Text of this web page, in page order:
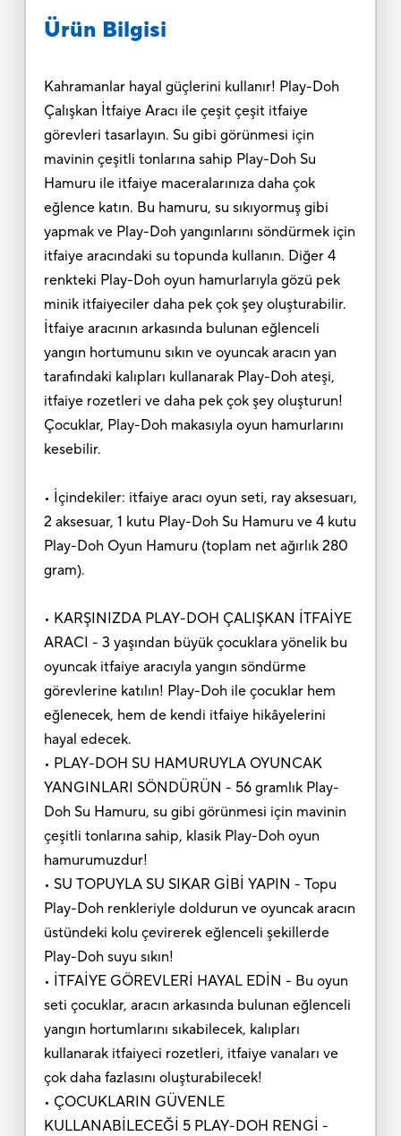
Ürün Bilgisi
Kahramanlar hayal güçlerini kullanır! Play-Doh
Çalışkan İtfaiye Aracı ile çeşit çeşit itfaiye
görevleri tasarlayın. Su gibi görünmesi için
mavinin çeşitli tonlarına sahip Play-Doh Su
Hamuru ile itfaiye maceralarınıza daha çok
eğlence katın. Bu hamuru, su sıkıyormuş gibi
yapmak ve Play-Doh yangınlarını söndürmek için
itfaiye aracındaki su topunda kullanın. Diğer 4
renkteki Play-Doh oyun hamurlarıyla gözü pek
minik itfaiyeciler daha pek çok şey oluşturabilir.
İtfaiye aracının arkasında bulunan eğlenceli
yangın hortumunu sıkın ve oyuncak aracın yan
tarafındaki kalıpları kullanarak Play-Doh ateşi,
itfaiye rozetleri ve daha pek çok şey oluşturun!
Çocuklar, Play-Doh makasıyla oyun hamurlarını
kesebilir.
• İçindekiler: itfaiye aracı oyun seti, ray aksesuarı,
2 aksesuar, 1 kutu Play-Doh Su Hamuru ve 4 kutu
Play-Doh Oyun Hamuru (toplam net ağırlık 280
gram).
• KARŞINIZDA PLAY-DOH ÇALIŞKAN İTFAİYE
ARACI - 3 yaşından büyük çocuklara yönelik bu
oyuncak itfaiye aracıyla yangın söndürme
görevlerine katılın! Play-Doh ile çocuklar hem
eğlenecek, hem de kendi itfaiye hikâyelerini
hayal edecek.
• PLAY-DOH SU HAMURUYLA OYUNCAK
YANGINLARI SÖNDÜRÜN - 56 gramlık Play-
Doh Su Hamuru, su gibi görünmesi için mavinin
çeşitli tonlarına sahip, klasik Play-Doh oyun
hamurumuzdur!
• SU TOPUYLA SU SIKAR GİBİ YAPIN - Topu
Play-Doh renkleriyle doldurun ve oyuncak aracın
üstündeki kolu çevirerek eğlenceli şekillerde
Play-Doh suyu sıkın!
• İTFAİYE GÖREVLERİ HAYAL EDİN - Bu oyun
seti çocuklar, aracın arkasında bulunan eğlenceli
yangın hortumlarını sıkabilecek, kalıpları
kullanarak itfaiyeci rozetleri, itfaiye vanaları ve
çok daha fazlasını oluşturabilecek!
• ÇOCUKLARIN GÜVENLE
KULLANABİLECEĞİ 5 PLAY-DOH RENGİ -